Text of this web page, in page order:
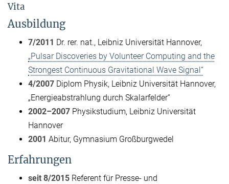
Vita
Ausbildung
7/2011 Dr. rer. nat., Leibniz Universität Hannover,
„Pulsar Discoveries by Volunteer Computing and the
Strongest Continuous Gravitational Wave Signal“
4/2007 Diplom Physik, Leibniz Universität Hannover,
„Energieabstrahlung durch Skalarfelder“
2002–2007 Physikstudium, Leibniz Universität
Hannover
2001 Abitur, Gymnasium Großburgwedel
Erfahrungen
seit 8/2015 Referent für Presse- und